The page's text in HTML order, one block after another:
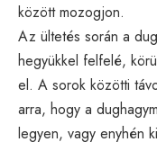
között mozogjon.
Az ültetés során a
hegyükkel felfelé,
el. A sorok közötti
arra, hogy a
legyen, vagy enyhén